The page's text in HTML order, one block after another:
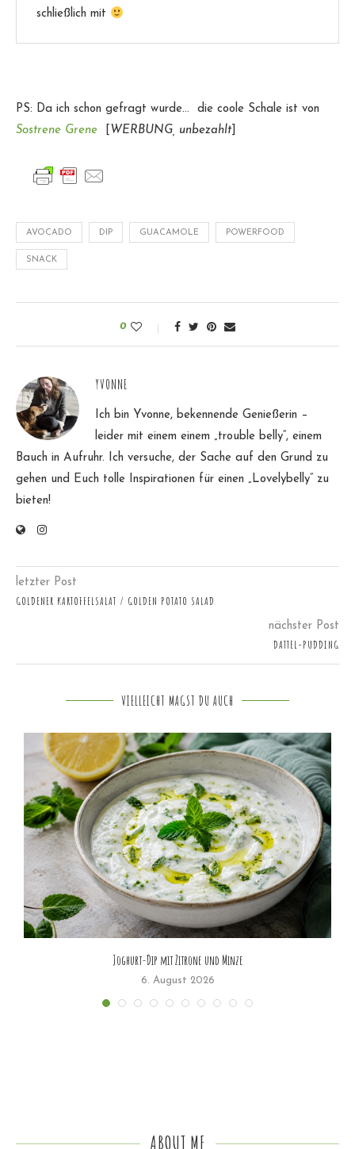
schließlich mit
PS: Da ich schon gefragt wurde… die coole Schale ist von
Sostrene Grene
WERBUNG, unbezahlt]
AVOCADO DIP GUACAMOLE POWERFOOD
SNACK
0
YVONNE
Ich bin Yvonne, bekennende Genießerin –
leider mit einem einem „trouble belly“, einem
Bauch in Aufruhr. Ich versuche, der Sache auf den Grund zu
gehen und Euch tolle Inspirationen für einen „Lovelybelly“ zu
bieten!
letzter Post
GOLDENER KARTOFFELSALAT / GOLDEN POTATO SALAD
nächster Post
DATTEL-PUDDING
VIELLEICHT MAGST DU AUCH
Joghurt-Dip mit Zitrone und Minze
6. August 2026
ABOUT ME